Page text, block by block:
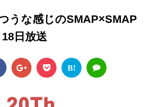
うな感じのSMAP×SMAP
日放送
B!